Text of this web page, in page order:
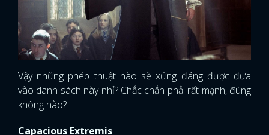
Vậy những phép thuật nào sẽ xứng đáng được đưa
vào danh sách này nhỉ? Chắc chắn phải rất mạnh, đúng
không nào?
Capacious Extremis